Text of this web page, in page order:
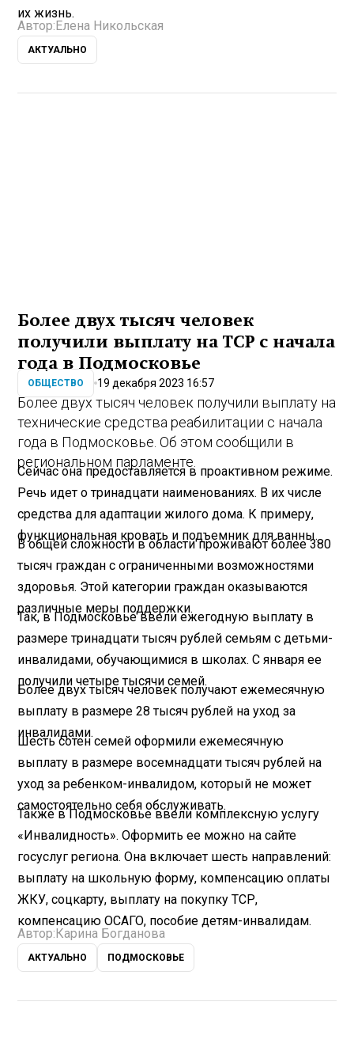
их жизнь.
Автор: Елена Никольская
АКТУАЛЬНО
Более двух тысяч человек
получили выплату на ТСР с начала
года в Подмосковье
ОБЩЕСТВО 19 декабря 2023 16:57
Более двух тысяч человек получили выплату на
технические средства реабилитации с начала
года в Подмосковье. Об этом сообщили в
региональном парламенте.
Сейчас она предоставляется в проактивном режиме.
Речь идет о тринадцати наименованиях. В их числе
средства для адаптации жилого дома. К примеру,
функциональная кровать и подъемник для ванны.
В общей сложности в области проживают более 380
тысяч граждан с ограниченными возможностями
здоровья. Этой категории граждан оказываются
различные меры поддержки.
Так, в Подмосковье ввели ежегодную выплату в
размере тринадцати тысяч рублей семьям с детьми-
инвалидами, обучающимися в школах. С января ее
получили четыре тысячи семей.
Более двух тысяч человек получают ежемесячную
выплату в размере 28 тысяч рублей на уход за
инвалидами.
Шесть сотен семей оформили ежемесячную
выплату в размере восемнадцати тысяч рублей на
уход за ребенком-инвалидом, который не может
самостоятельно себя обслуживать.
Также в Подмосковье ввели комплексную услугу
«Инвалидность». Оформить ее можно на сайте
госуслуг региона. Она включает шесть направлений:
выплату на школьную форму, компенсацию оплаты
ЖКУ, соцкарту, выплату на покупку ТСР,
компенсацию ОСАГО, пособие детям-инвалидам.
Автор: Карина Богданова
АКТУАЛЬНО ПОДМОСКОВЬЕ